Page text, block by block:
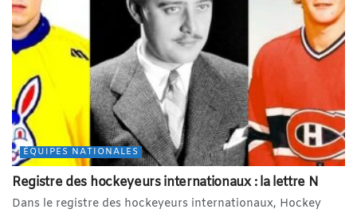
ÉQUIPES NATIONALES
Registre des hockeyeurs internationaux : la lettre N
Dans le registre des hockeyeurs internationaux, Hockey